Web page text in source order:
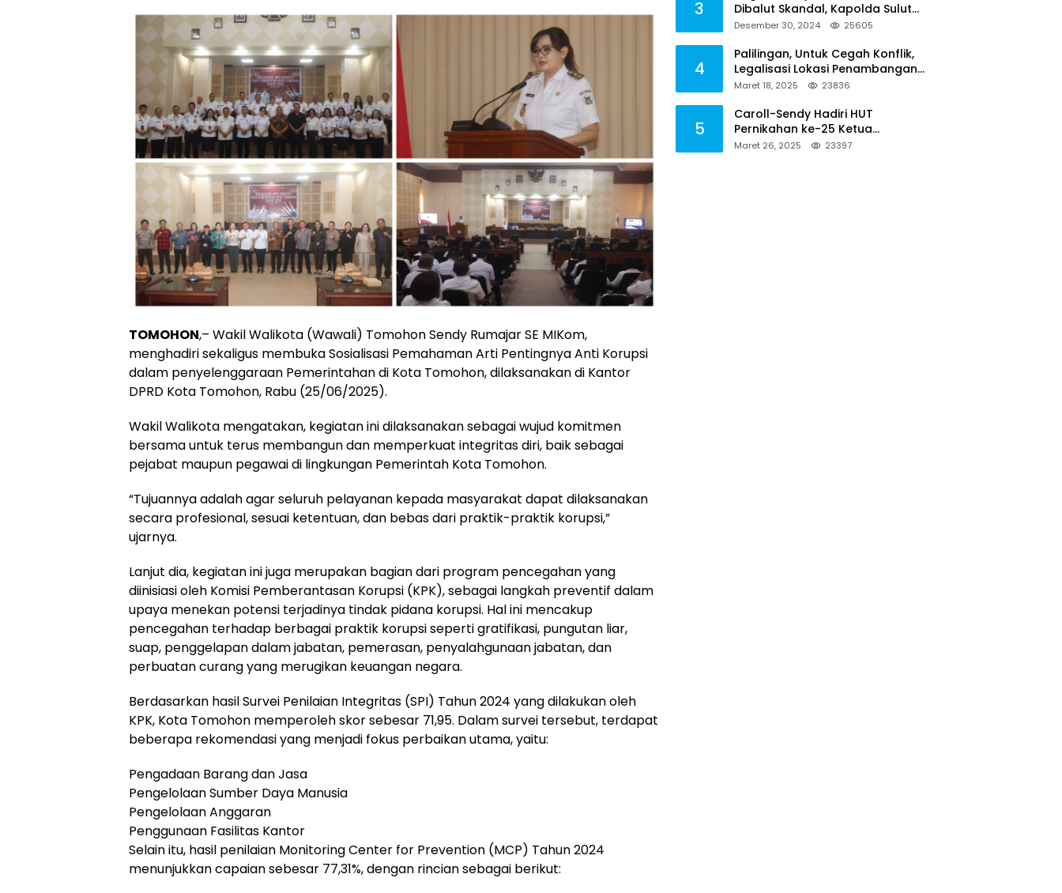
TOMOHON,– Wakil Walikota (Wawali) Tomohon Sendy Rumajar SE MIKom,
menghadiri sekaligus membuka Sosialisasi Pemahaman Arti Pentingnya Anti Korupsi
dalam penyelenggaraan Pemerintahan di Kota Tomohon, dilaksanakan di Kantor
DPRD Kota Tomohon, Rabu (25/06/2025).
Wakil Walikota mengatakan, kegiatan ini dilaksanakan sebagai wujud komitmen
bersama untuk terus membangun dan memperkuat integritas diri, baik sebagai
pejabat maupun pegawai di lingkungan Pemerintah Kota Tomohon.
“Tujuannya adalah agar seluruh pelayanan kepada masyarakat dapat dilaksanakan
secara profesional, sesuai ketentuan, dan bebas dari praktik-praktik korupsi,”
ujarnya.
Lanjut dia, kegiatan ini juga merupakan bagian dari program pencegahan yang
diinisiasi oleh Komisi Pemberantasan Korupsi (KPK), sebagai langkah preventif dalam
upaya menekan potensi terjadinya tindak pidana korupsi. Hal ini mencakup
pencegahan terhadap berbagai praktik korupsi seperti gratifikasi, pungutan liar,
suap, penggelapan dalam jabatan, pemerasan, penyalahgunaan jabatan, dan
perbuatan curang yang merugikan keuangan negara.
Berdasarkan hasil Survei Penilaian Integritas (SPI) Tahun 2024 yang dilakukan oleh
KPK, Kota Tomohon memperoleh skor sebesar 71,95. Dalam survei tersebut, terdapat
beberapa rekomendasi yang menjadi fokus perbaikan utama, yaitu:
Pengadaan Barang dan Jasa
Pengelolaan Sumber Daya Manusia
Pengelolaan Anggaran
Penggunaan Fasilitas Kantor
Selain itu, hasil penilaian Monitoring Center for Prevention (MCP) Tahun 2024
menunjukkan capaian sebesar 77,31%, dengan rincian sebagai berikut:
3
Dibalut Skandal, Kapolda Sulut
Diminta Menseriusi Hal ini
Desember 30, 2024 25605
4
Palilingan, Untuk Cegah Konflik,
Legalisasi Lokasi Penambangan
Solusinya
Maret 18, 2025 23836
5
Caroll-Sendy Hadiri HUT
Pernikahan ke-25 Ketua
Pengadilan Negeri Tondano
Maret 26, 2025 23397